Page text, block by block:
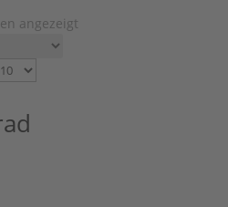
angezeigt